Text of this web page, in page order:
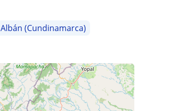
Albán (Cundinamarca)